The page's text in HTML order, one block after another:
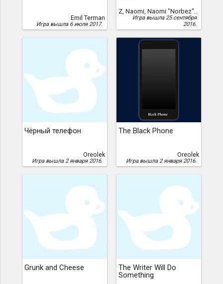
Emil Terman
Игра вышла 6 июля 2017.
Z, Naomi, Naomi "Norbez" Z
Игра вышла 25 сентября
2016.
Чёрный телефон
Oreolek
Игра вышла 2 января 2016.
The Black Phone
Oreolek
Игра вышла 2 января 2016.
Grunk and Cheese
The Writer Will Do
Something